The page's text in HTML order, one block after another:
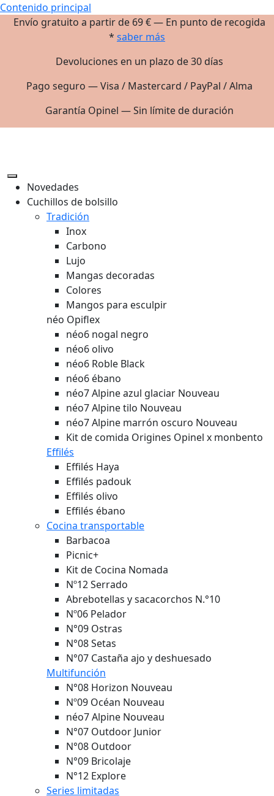
Contenido principal
Envío gratuito a partir de 69 € — En punto de recogida
* saber más
Devoluciones en un plazo de 30 días
Pago seguro — Visa / Mastercard / PayPal / Alma
Garantía Opinel — Sin límite de duración
Novedades
Cuchillos de bolsillo
Tradición
Inox
Carbono
Lujo
Mangas decoradas
Colores
Mangos para esculpir
néo Opiflex
néo6 nogal negro
néo6 olivo
néo6 Roble Black
néo6 ébano
néo7 Alpine azul glaciar Nouveau
néo7 Alpine tilo Nouveau
néo7 Alpine marrón oscuro Nouveau
Kit de comida Origines Opinel x monbento
Effilés
Effilés Haya
Effilés padouk
Effilés olivo
Effilés ébano
Cocina transportable
Barbacoa
Picnic+
Kit de Cocina Nomada
Nº12 Serrado
Abrebotellas y sacacorchos N.°10
Nº06 Pelador
N°09 Ostras
N°08 Setas
N°07 Castaña ajo y deshuesado
Multifunción
N°08 Horizon Nouveau
Nº09 Océan Nouveau
néo7 Alpine Nouveau
N°07 Outdoor Junior
N°08 Outdoor
N°09 Bricolaje
N°12 Explore
Series limitadas